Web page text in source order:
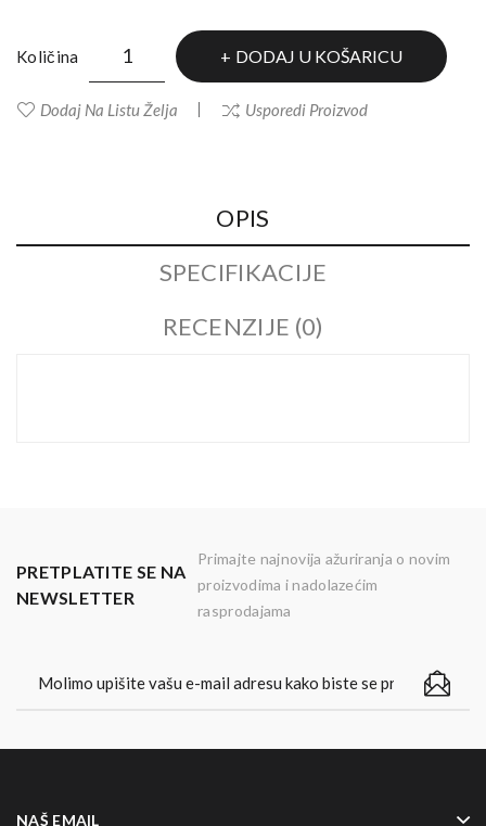
Količina DODAJ U KOŠARICU
Dodaj Na Listu Želja Usporedi Proizvod
OPIS
SPECIFIKACIJE
RECENZIJE (0)
PRETPLATITE SE NA
NEWSLETTER
Primajte najnovija ažuriranja o novim
proizvodima i nadolazećim
rasprodajama
NAŠ EMAIL